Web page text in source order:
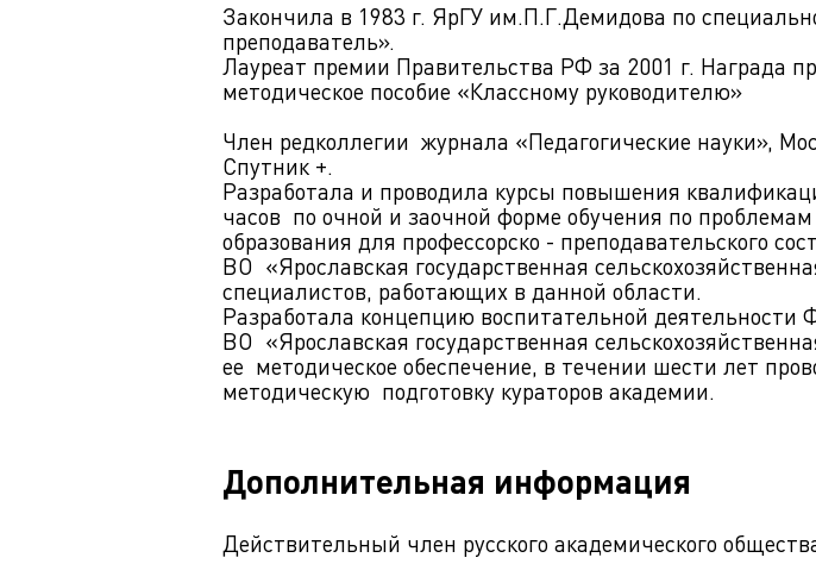
Закончила в 1983 г. ЯрГУ им.П.Г.Демидова по
преподаватель».
Лауреат премии Правительства РФ за 2001 г. Награда
методическое пособие «Классному руководителю»
Член редколлегии журнала «Педагогические науки»,
Спутник +.
Разработала и проводила курсы повышения
часов по очной и заочной форме обучения по
образования для профессорско - преподавательского
ВО «Ярославская государственная
специалистов, работающих в данной области.
Разработала концепцию воспитательной деятельности
ВО «Ярославская государственная
ее методическое обеспечение, в течении шести лет
методическую подготовку кураторов академии.
Дополнительная информация
Действительный член русского академического